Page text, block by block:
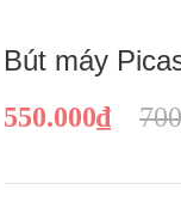
Bút máy
550.000₫